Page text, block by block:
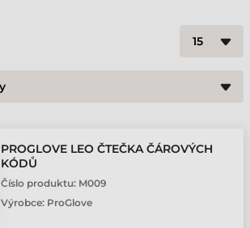
PROGLOVE LEO ČTEČKA ČÁROVÝCH
KÓDŮ
Číslo produktu: M009
Výrobce: ProGlove